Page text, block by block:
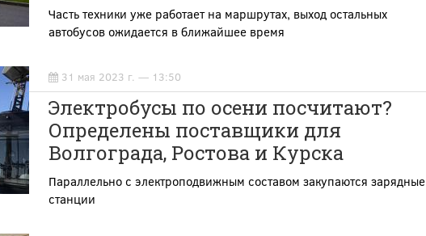
Часть техники уже работает на маршрутах, выход остальных
автобусов ожидается в ближайшее время
31 мая 2023 г. — 13:50
Электробусы по осени посчитают?
Определены поставщики для
Волгограда, Ростова и Курска
Параллельно с электроподвижным составом закупаются зарядные
станции